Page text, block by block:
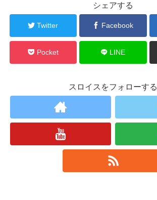
シェアする
Twitter Facebook
Pocket LINE
スロイスをフォローする